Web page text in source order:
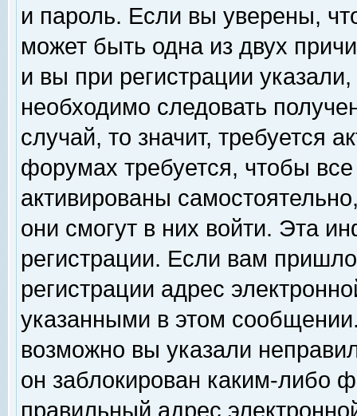
и пароль. Если вы уверены,
может быть одна из двух
и вы при регистрации
необходимо следовать
случай, то значит, требуется
форумах требуется, чтобы
активированы
они смогут в них войти. Эта
регистрации. Если вам
регистрации адрес
указанными в этом
возможно вы указали
он заблокирован каким-либо
правильный адрес